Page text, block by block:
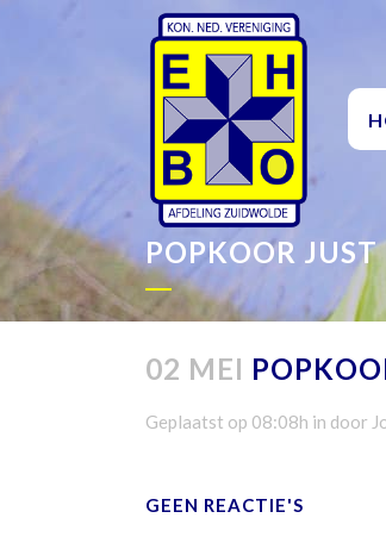
POPKOOR
02 MEI
Geplaatst op 08:08h in door
GEEN REACTIE'S